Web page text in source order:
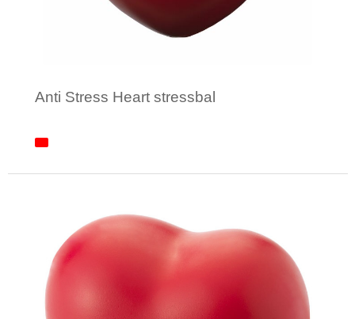
Anti Stress Heart stressbal
Minimale afname: 1